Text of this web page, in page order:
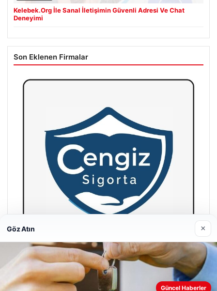
Kelebek.Org İle Sanal İletişimin Güvenli Adresi Ve Chat
Deneyimi
Son Eklenen Firmalar
Hastaş Beton
26/05/2026
Göz Atın ×
Güncel Haberler